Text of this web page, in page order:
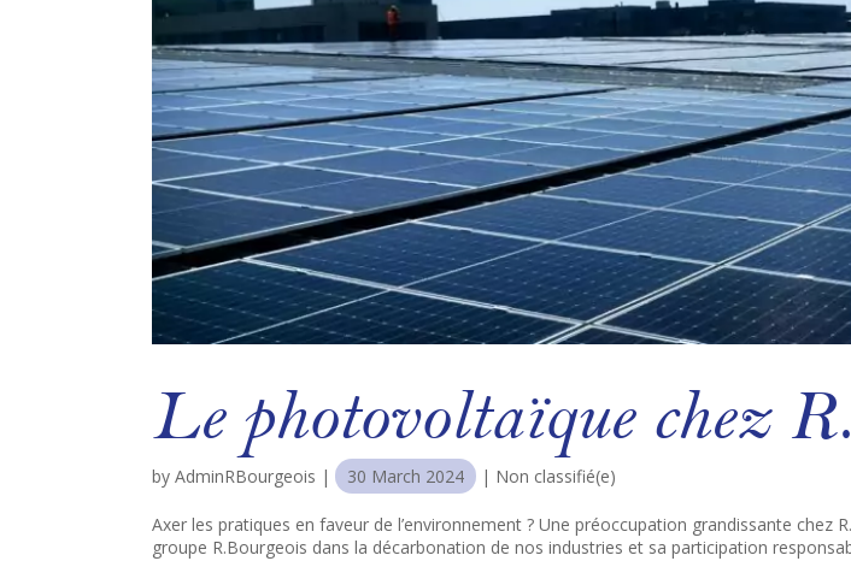
Le photovoltaïque chez
byAdminRBourgeois | 30 March 2024 | Non classifié(e)
Axer les pratiques en faveur de l’environnement ? Une préoccupation grandissante chez
groupe R.Bourgeois dans la décarbonation de nos industries et sa participation